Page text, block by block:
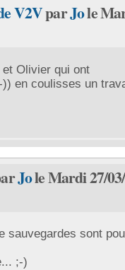
V2VparJole
Olivier qui ont
en coulisses un
Jole Mardi 27/
sauvegardes sont
;-)